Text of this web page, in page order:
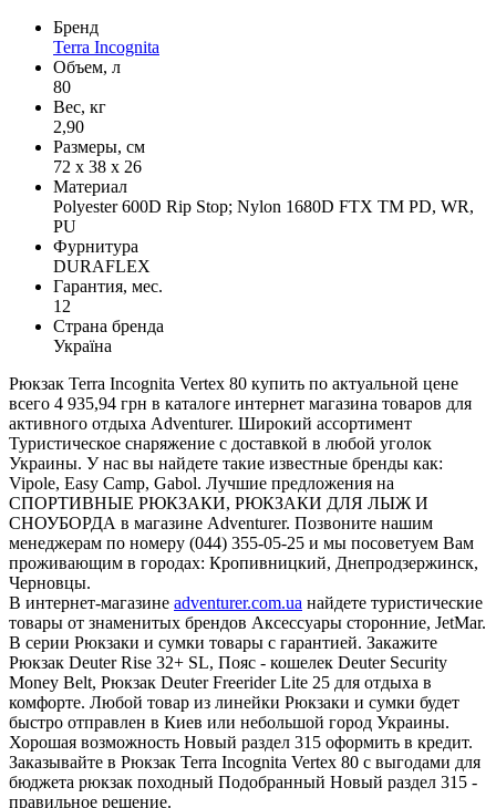
Бренд
Terra Incognita
Объем, л
80
Вес, кг
2,90
Размеры, см
72 х 38 х 26
Материал
Polyester 600D Rip Stop; Nylon 1680D FTX TM PD, WR,
PU
Фурнитура
DURAFLEX
Гарантия, мес.
12
Страна бренда
Україна
Рюкзак Terra Incognita Vertex 80 купить по актуальной цене
всего 4 935,94 грн в каталоге интернет магазина товаров для
активного отдыха Adventurer. Широкий ассортимент
Туристическое снаряжение с доставкой в любой уголок
Украины. У нас вы найдете такие известные бренды как:
Vipole, Easy Camp, Gabol. Лучшие предложения на
СПОРТИВНЫЕ РЮКЗАКИ, РЮКЗАКИ ДЛЯ ЛЫЖ И
СНОУБОРДА в магазине Adventurer. Позвоните нашим
менеджерам по номеру (044) 355-05-25 и мы посоветуем Вам
проживающим в городах: Кропивницкий, Днепродзержинск,
Черновцы.
В интернет-магазине adventurer.com.ua найдете туристические
товары от знаменитых брендов Аксессуары сторонние, JetMar.
В серии Рюкзаки и сумки товары с гарантией. Закажите
Рюкзак Deuter Rise 32+ SL, Пояс - кошелек Deuter Security
Money Belt, Рюкзак Deuter Freerider Lite 25 для отдыха в
комфорте. Любой товар из линейки Рюкзаки и сумки будет
быстро отправлен в Киев или небольшой город Украины.
Хорошая возможность Новый раздел 315 оформить в кредит.
Заказывайте в Рюкзак Terra Incognita Vertex 80 с выгодами для
бюджета рюкзак походный Подобранный Новый раздел 315 -
правильное решение.